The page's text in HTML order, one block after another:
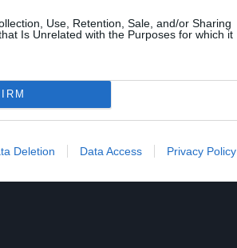
Use, Retention, Sale, and/or Sharing
Is Unrelated with the Purposes for which it
Deletion Data Access Privacy Policy